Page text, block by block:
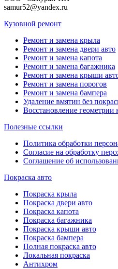
samur52@yandex.ru
Кузовной ремонт
Ремонт и замена крыла
Ремонт и замена двери авто
Ремонт и замена капота
Ремонт и замена багажника
Ремонт и замена крыши
Ремонт и замена порогов
Ремонт и замена бампера
Удаление вмятин без
Восстановление геометрии
Полезные ссылки
Политика обработки
Согласие на обработку
Соглашение об
Покраска авто
Покраска крыла
Покраска двери авто
Покраска капота
Покраска багажника
Покраска крыши авто
Покраска бампера
Полная покраска авто
Локальная покраска
Антихром